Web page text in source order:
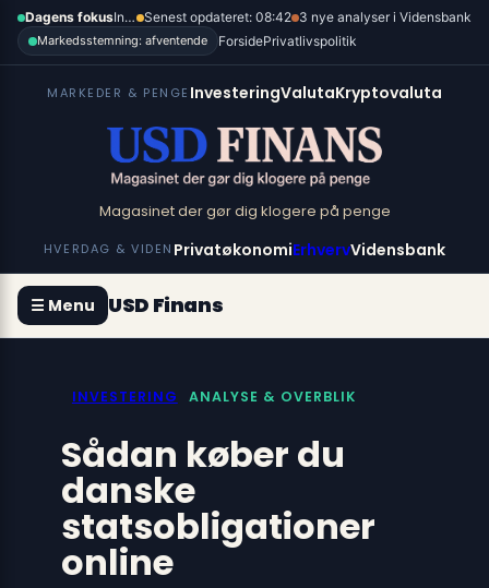
Spring
indhold
Dagens fokus Inflation, renter og dollar Senest opdateret: 08:42 3 nye analyser i Vidensbank
Markedsstemning: afventende ForsidePrivatlivspolitik
MARKEDER & PENGE InvesteringValutaKryptovaluta
Magasinet der gør dig klogere på penge
HVERDAG & VIDEN PrivatøkonomiErhvervVidensbank
☰ Menu USD Finans
INVESTERING ANALYSE & OVERBLIK
Sådan køber du
danske
statsobligationer
online